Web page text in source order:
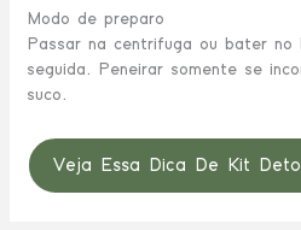
Modo de preparo
Passar na centrifuga ou bater no
seguida. Peneirar somente se
suco.
Veja Essa Dica De Kit